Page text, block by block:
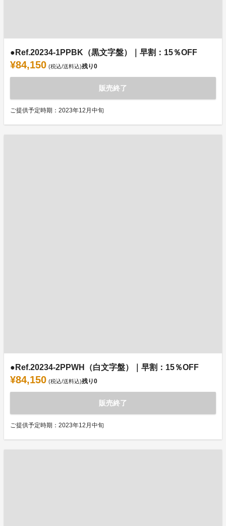
●Ref.20234-1PPBK（黒文字盤）｜早割：15％OFF
¥84,150 (税込/送料込)残り0
販売終了
ご提供予定時期：2023年12月中旬
●Ref.20234-2PPWH（白文字盤）｜早割：15％OFF
¥84,150 (税込/送料込)残り0
販売終了
ご提供予定時期：2023年12月中旬